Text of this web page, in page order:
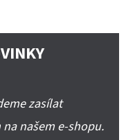
zasílat
našem e-shopu.